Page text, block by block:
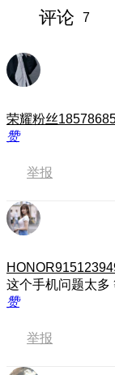
评论 7
荣耀粉丝
赞
举报
这个手机问题太多
赞
举报